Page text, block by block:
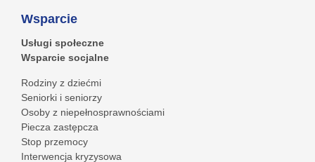
Wsparcie
Usługi społeczne
Wsparcie socjalne
Rodziny z dziećmi
Seniorki i seniorzy
Osoby z niepełnosprawnościami
Piecza zastępcza
Stop przemocy
Interwencja kryzysowa